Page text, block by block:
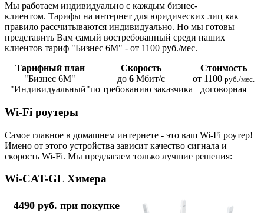
Мы работаем индивидуально с каждым бизнес-
клиентом. Тарифы на интернет для юридических лиц как
правило рассчитываются индивидуально. Но мы готовы
представить Вам самый востребованный среди наших
клиентов тариф "Бизнес 6М" - от 1100 руб./мес.
Тарифный план
Скорость
Стоимость
"Бизнес 6М"
до 6 Мбит/с от 1100 руб./мес.
"Индивидуальный"по требованию заказчика договорная
Wi-Fi роутеры
Самое главное в домашнем интернете - это ваш Wi-Fi роутер!
Имено от этого устройства зависит качество сигнала и
скорость Wi-Fi. Мы предлагаем только лучшие решения:
Wi-CAT-GL Химера
4490 руб. при покупке